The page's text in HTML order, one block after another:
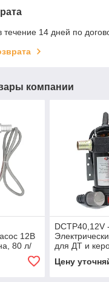
течение 14 дней по
компании
12В
80 л/
DCTP40,12V -
для ДТ и
Цену